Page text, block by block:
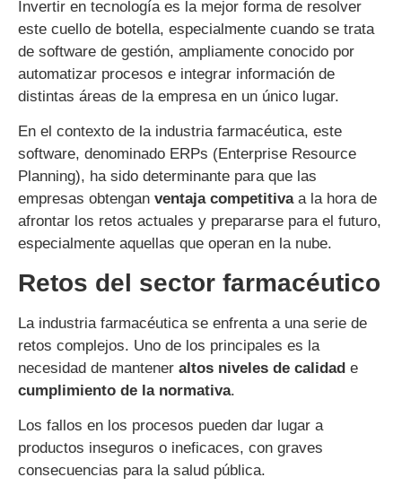
Invertir en tecnología es la mejor forma de resolver
este cuello de botella, especialmente cuando se trata
de software de gestión, ampliamente conocido por
automatizar procesos e integrar información de
distintas áreas de la empresa en un único lugar.
En el contexto de la industria farmacéutica, este
software, denominado ERPs (Enterprise Resource
Planning), ha sido determinante para que las
empresas obtengan ventaja competitivaa la hora de
afrontar los retos actuales y prepararse para el futuro,
especialmente aquellas que operan en la nube.
Retos del sector farmacéutico
La industria farmacéutica se enfrenta a una serie de
retos complejos. Uno de los principales es la
necesidad de mantener altos niveles de calidad e
cumplimiento de la normativa.
Los fallos en los procesos pueden dar lugar a
productos inseguros o ineficaces, con graves
consecuencias para la salud pública.